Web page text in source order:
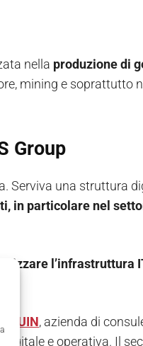
nella produzione di
mining e soprattutto
Group
Serviva una struttura
in particolare nel
l’infrastruttura
QUIN, azienda di
e operativa. Il